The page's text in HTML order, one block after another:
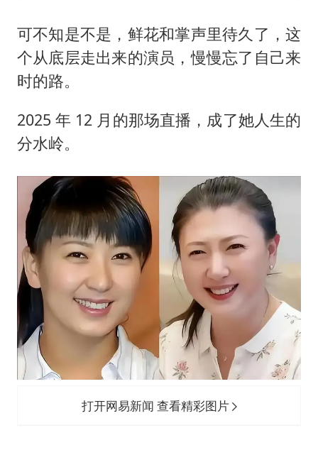
可不知是不是，鲜花和掌声里待久了，这
个从底层走出来的演员，慢慢忘了自己来
时的路。
2025 年 12 月的那场直播，成了她人生的
分水岭。
打开网易新闻 查看精彩图片